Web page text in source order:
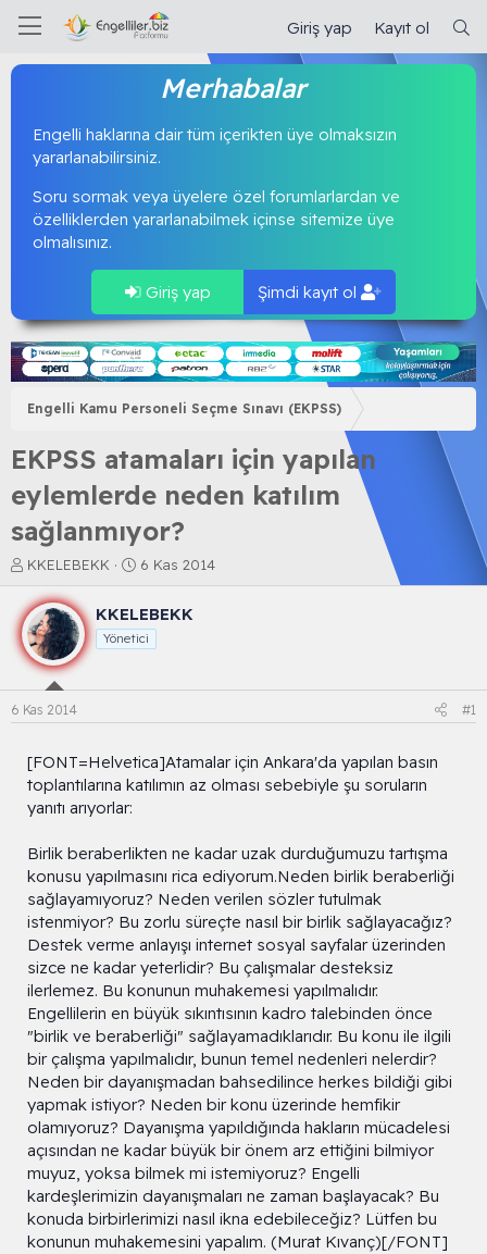
Giriş yap Kayıt ol
Merhabalar
Engelli haklarına dair tüm içerikten üye olmaksızın
yararlanabilirsiniz.
Soru sormak veya üyelere özel forumlarlardan ve
özelliklerden yararlanabilmek içinse sitemize üye
olmalısınız.
Giriş yap Şimdi kayıt ol
Engelli Kamu Personeli Seçme Sınavı (EKPSS)
EKPSS atamaları için yapılan
eylemlerde neden katılım
sağlanmıyor?
K
o
n
b
u
y
a
l
a
a
KKELEBEKK
B
a
l
a
ç
a
r
6 Kas 2014
KKELEBEKK
Yönetici
6 Kas 2014 #1
[FONT=Helvetica]Atamalar için Ankara'da yapılan basın
toplantılarına katılımın az olması sebebiyle şu soruların
yanıtı arıyorlar:
Birlik beraberlikten ne kadar uzak durduğumuzu tartışma
konusu yapılmasını rica ediyorum.Neden birlik beraberliği
sağlayamıyoruz? Neden verilen sözler tutulmak
istenmiyor? Bu zorlu süreçte nasıl bir birlik sağlayacağız?
Destek verme anlayışı internet sosyal sayfalar üzerinden
sizce ne kadar yeterlidir? Bu çalışmalar desteksiz
ilerlemez. Bu konunun muhakemesi yapılmalıdır.
Engellilerin en büyük sıkıntısının kadro talebinden önce
"birlik ve beraberliği" sağlayamadıklarıdır. Bu konu ile ilgili
bir çalışma yapılmalıdır, bunun temel nedenleri nelerdir?
Neden bir dayanışmadan bahsedilince herkes bildiği gibi
yapmak istiyor? Neden bir konu üzerinde hemfikir
olamıyoruz? Dayanışma yapıldığında hakların mücadelesi
açısından ne kadar büyük bir önem arz ettiğini bilmiyor
muyuz, yoksa bilmek mi istemiyoruz? Engelli
kardeşlerimizin dayanışmaları ne zaman başlayacak? Bu
konuda birbirlerimizi nasıl ikna edebileceğiz? Lütfen bu
konunun muhakemesini yapalım. (Murat Kıvanç)[/FONT]